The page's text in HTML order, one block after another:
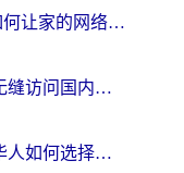
Openwrt 回国：在海外，如何让家的网络触手可及
香港翻墙回内地：海外党无缝访问国内资源的加速器选择全攻略
迅游和回国好用吗？海外华人如何选择靠谱的回国加速器